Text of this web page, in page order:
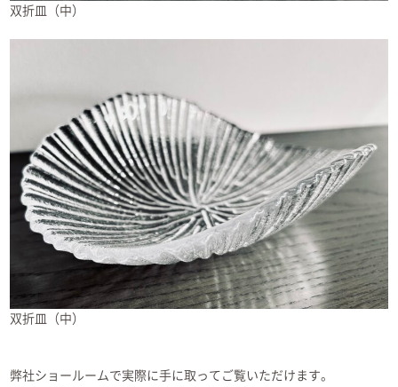
双折皿（中）
双折皿（中）
弊社ショールームで実際に手に取ってご覧いただけます。